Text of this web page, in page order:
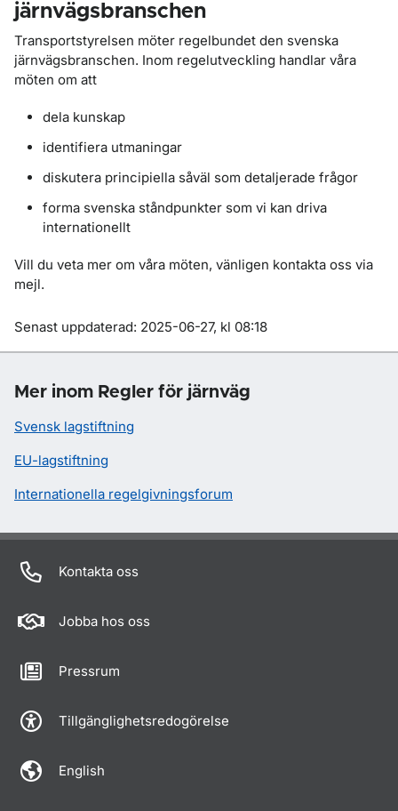
järnvägsbranschen
Transportstyrelsen möter regelbundet den svenska
järnvägsbranschen. Inom regelutveckling handlar våra
möten om att
dela kunskap
identifiera utmaningar
diskutera principiella såväl som detaljerade frågor
forma svenska ståndpunkter som vi kan driva
internationellt
Vill du veta mer om våra möten, vänligen kontakta oss via
mejl.
Om sidan
Senast uppdaterad: 2025-06-27, kl 08:18
Mer inom Regler för järnväg
Svensk lagstiftning
EU-lagstiftning
Internationella regelgivningsforum
Kontakta oss
Jobba hos oss
Pressrum
Tillgänglighetsredogörelse
English